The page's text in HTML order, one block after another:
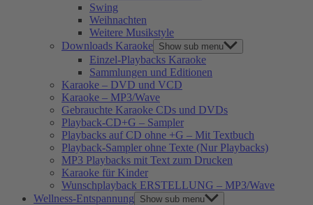
Swing
Weihnachten
Weitere Musikstyle
Downloads Karaoke Show sub menu
Einzel-Playbacks Karaoke
Sammlungen und Editionen
Karaoke – DVD und VCD
Karaoke – MP3/Wave
Gebrauchte Karaoke CDs und DVDs
Playback-CD+G – Sampler
Playbacks auf CD ohne +G – Mit Textbuch
Playback-Sampler ohne Texte (Nur Playbacks)
MP3 Playbacks mit Text zum Drucken
Karaoke für Kinder
Wunschplayback ERSTELLUNG – MP3/Wave
Wellness-Entspannung
Show sub menu